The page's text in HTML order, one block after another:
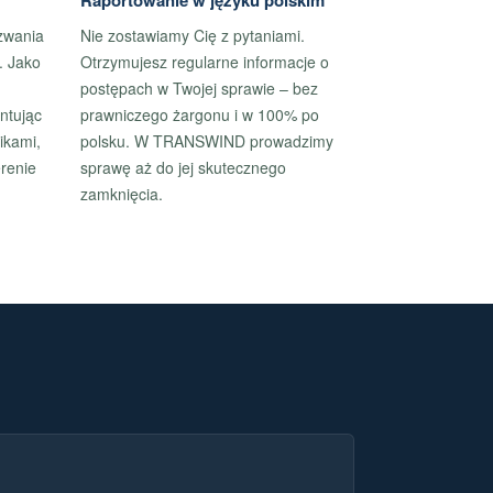
Jako
Nie zostawiamy Cię z pytaniami.
Otrzymujesz regularne informacje o
postępach w Twojej sprawie – bez
prawniczego żargonu i w 100% po
polsku. W TRANSWIND prowadzimy
sprawę aż do jej skutecznego
zamknięcia.